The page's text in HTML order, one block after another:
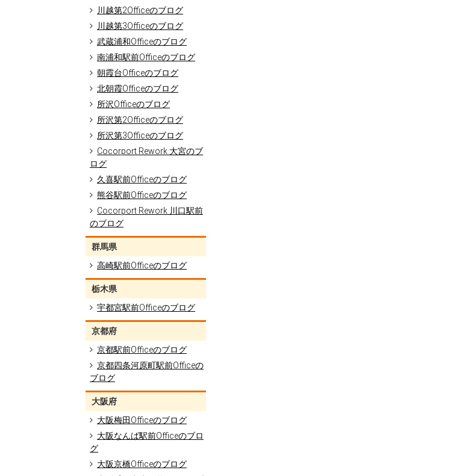
川越第2Officeのブログ
川越第3Officeのブログ
武蔵浦和Officeのブログ
南浦和駅前Officeのブログ
朝霞台Officeのブログ
北朝霞Officeのブログ
所沢Officeのブログ
所沢第2Officeのブログ
所沢第3Officeのブログ
Cocorport Rework 大宮のブ
ログ
久喜駅前Officeのブログ
熊谷駅前Officeのブログ
Cocorport Rework 川口駅前
のブログ
群馬県
高崎駅前Officeのブログ
栃木県
宇都宮駅前Officeのブログ
京都府
京都駅前Officeのブログ
京都四条河原町駅前Officeの
ブログ
大阪府
大阪梅田Officeのブログ
大阪なんば駅前Officeのブロ
グ
大阪京橋Officeのブログ